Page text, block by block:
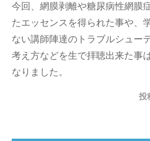
今回、網膜剥離や糖尿病性網膜
たエッセンスを得られた事や、
ない講師陣達のトラブルシュー
考え方などを生で拝聴出来た事
なりました。
投